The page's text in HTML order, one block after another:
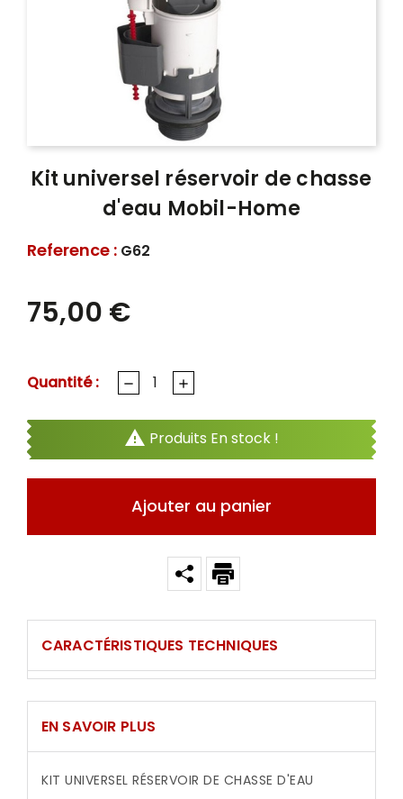
Kit universel réservoir de chasse
d'eau Mobil-Home
Reference : G62
75,00 €
Quantité :
 Produits En stock !
Ajouter au panier
CARACTÉRISTIQUES TECHNIQUES
EN SAVOIR PLUS
KIT UNIVERSEL RÉSERVOIR DE CHASSE D'EAU